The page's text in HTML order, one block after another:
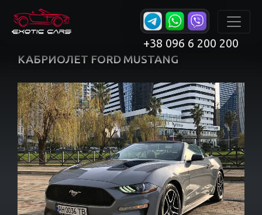
+38 096 6 200 200
КАБРИОЛЕТ FORD MUSTANG